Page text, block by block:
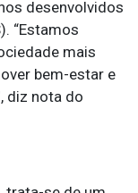
desenvolvidos
“Estamos
mais
bem-estar e
diz nota do